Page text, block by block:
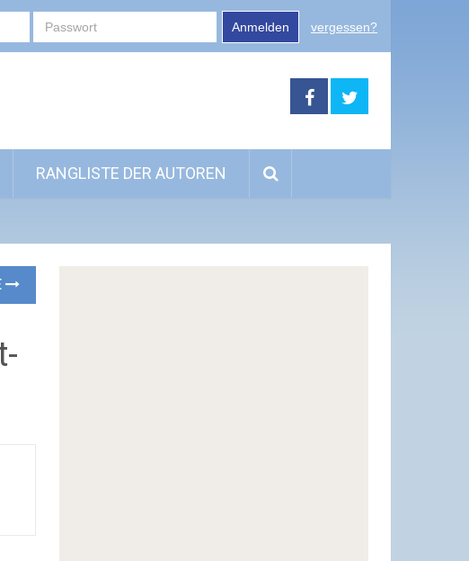
Anmelden vergessen?
RANGLISTE DER AUTOREN